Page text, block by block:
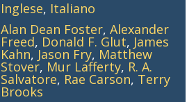
Inglese, Italiano
Alan Dean Foster,Alexander
Freed, Donald F. Glut, James
Kahn, Jason Fry, Matthew
Stover, Mur Lafferty, R. A.
Salvatore, Rae Carson, Terry
Brooks